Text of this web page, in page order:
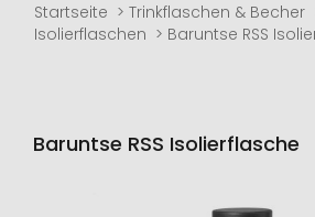
Startseite Trinkflaschen & Becher
Isolierflaschen
Baruntse RSS
Baruntse RSS Isolierflasche